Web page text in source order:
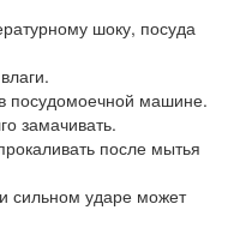
шоку, посуда
посудомоечной машине.
замачивать.
после мытья
сильном ударе может